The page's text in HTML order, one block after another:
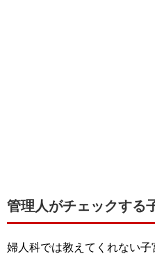
管理人がチェックする
婦人科では教えてくれない